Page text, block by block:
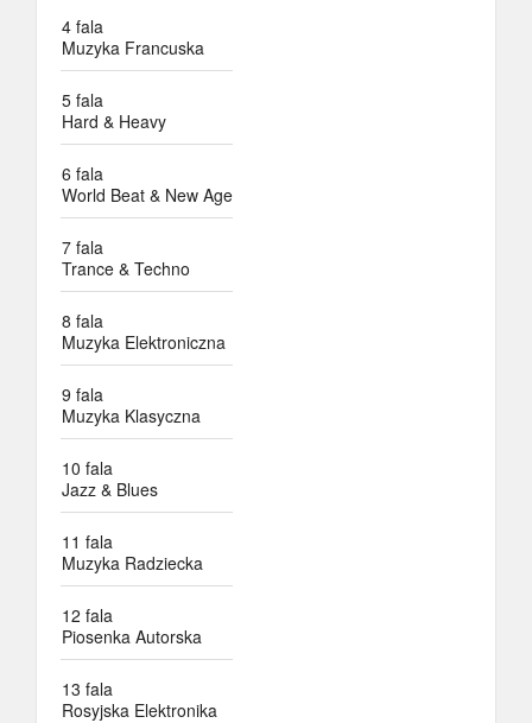
4 fala
Muzyka Francuska
5 fala
Hard & Heavy
6 fala
World Beat & New Age
7 fala
Trance & Techno
8 fala
Muzyka Elektroniczna
9 fala
Muzyka Klasyczna
10 fala
Jazz & Blues
11 fala
Muzyka Radziecka
12 fala
Piosenka Autorska
13 fala
Rosyjska Elektronika